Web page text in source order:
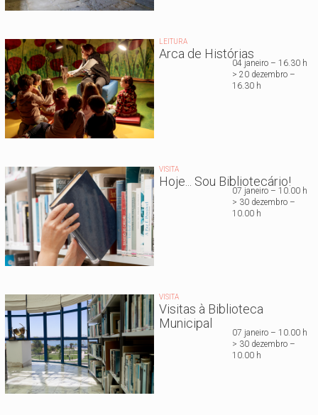
LEITURA
Arca de Histórias
04 janeiro – 16.30 h
> 20 dezembro –
16.30 h
VISITA
Hoje... Sou Bibliotecário!
07 janeiro – 10.00 h
> 30 dezembro –
10.00 h
VISITA
Visitas à Biblioteca
Municipal
07 janeiro – 10.00 h
> 30 dezembro –
10.00 h